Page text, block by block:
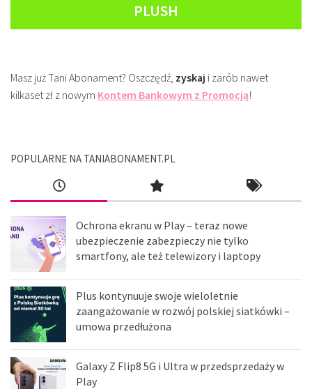
PLUSH
Masz już Tani Abonament? Oszczędź, zyskaj i zarób nawet
kilkaset zł z nowym Kontem Bankowym z Promocją!
POPULARNE NA TANIABONAMENT.PL
Ochrona ekranu w Play – teraz nowe
ubezpieczenie zabezpieczy nie tylko
smartfony, ale też telewizory i laptopy
Plus kontynuuje swoje wieloletnie
zaangażowanie w rozwój polskiej siatkówki –
umowa przedłużona
Galaxy Z Flip8 5G i Ultra w przedsprzedaży w
Play